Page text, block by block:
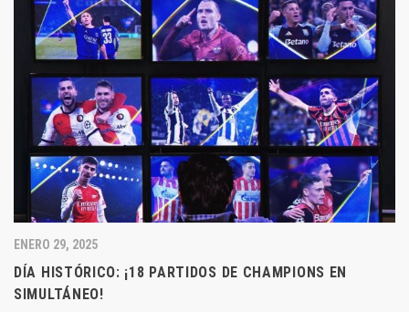
ENERO 29, 2025
DÍA HISTÓRICO: ¡18 PARTIDOS DE CHAMPIONS EN
SIMULTÁNEO!